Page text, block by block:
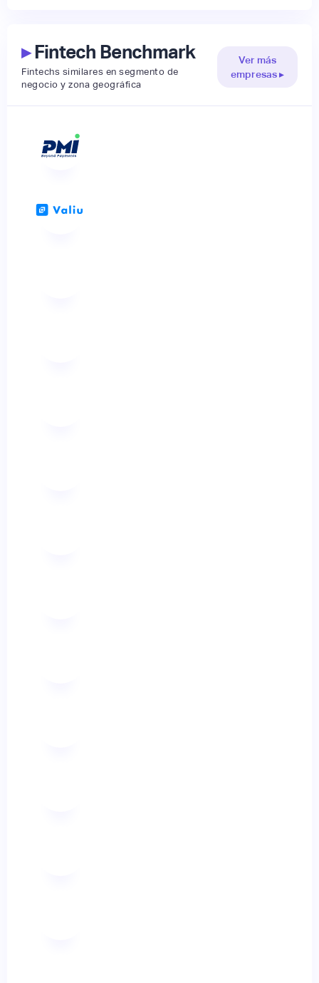
▸Fintech Benchmark
Fintechs similares en segmento de
negocio y zona geográfica
Ver más
empresas ▸